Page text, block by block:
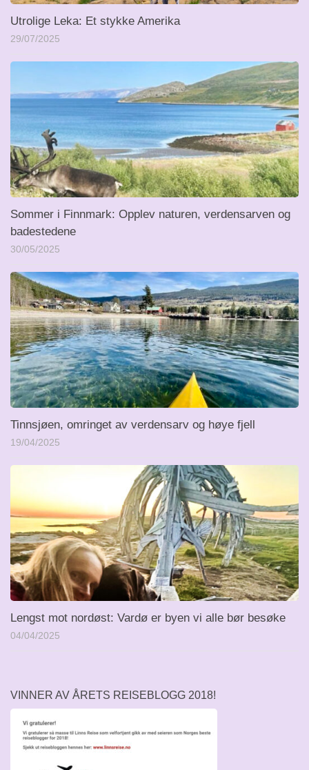
Utrolige Leka: Et stykke Amerika
29/07/2025
Sommer i Finnmark: Opplev naturen, verdensarven og
badestedene
30/05/2025
Tinnsjøen, omringet av verdensarv og høye fjell
19/04/2025
Lengst mot nordøst: Vardø er byen vi alle bør besøke
04/04/2025
VINNER AV ÅRETS REISEBLOGG 2018!